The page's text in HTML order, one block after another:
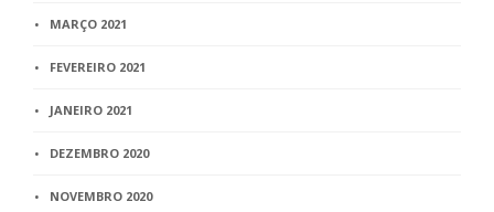
MARÇO 2021
FEVEREIRO 2021
JANEIRO 2021
DEZEMBRO 2020
NOVEMBRO 2020